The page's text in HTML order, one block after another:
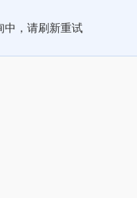
中，请刷新重试